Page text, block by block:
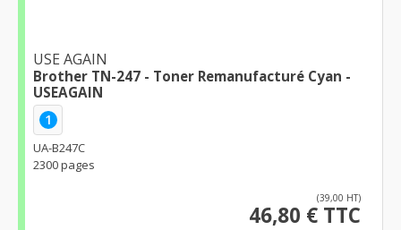
USE AGAIN
Brother TN-247 - Toner Remanufacturé Cyan -
USEAGAIN
1
UA-B247C
2300 pages
(39,00 HT)
46,80 € TTC